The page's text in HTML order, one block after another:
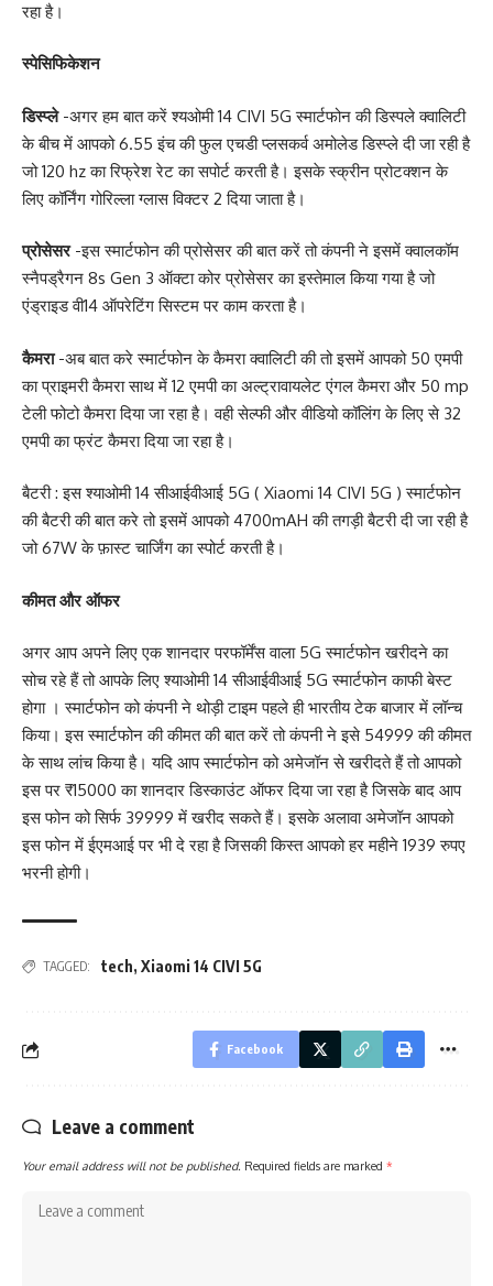
रहा है।
स्पेसिफिकेशन
डिस्प्ले -अगर हम बात करें श्यओमी 14 CIVI 5G स्मार्टफोन की डिस्पले क्वालिटी
के बीच में आपको 6.55 इंच की फुल एचडी प्लसकर्व अमोलेड डिस्प्ले दी जा रही है
जो 120 hz का रिफ्रेश रेट का सपोर्ट करती है। इसके स्क्रीन प्रोटक्शन के
लिए कॉर्निंग गोरिल्ला ग्लास विक्टर 2 दिया जाता है।
प्रोसेसर -इस स्मार्टफोन की प्रोसेसर की बात करें तो कंपनी ने इसमें क्वालकॉम
स्नैपड्रैगन 8s Gen 3 ऑक्टा कोर प्रोसेसर का इस्तेमाल किया गया है जो
एंड्राइड वी14 ऑपरेटिंग सिस्टम पर काम करता है।
कैमरा-अब बात करे स्मार्टफोन के कैमरा क्वालिटी की तो इसमें आपको 50 एमपी
का प्राइमरी कैमरा साथ में 12 एमपी का अल्ट्रावायलेट एंगल कैमरा और 50 mp
टेली फोटो कैमरा दिया जा रहा है। वही सेल्फी और वीडियो कॉलिंग के लिए से 32
एमपी का फ्रंट कैमरा दिया जा रहा है।
बैटरी : इस श्याओमी 14 सीआईवीआई 5G ( Xiaomi 14 CIVI 5G ) स्मार्टफोन
की बैटरी की बात करे तो इसमें आपको 4700mAH की तगड़ी बैटरी दी जा रही है
जो 67W के फ़ास्ट चार्जिंग का स्पोर्ट करती है।
कीमत और ऑफर
अगर आप अपने लिए एक शानदार परफॉर्मेंस वाला 5G स्मार्टफोन खरीदने का
सोच रहे हैं तो आपके लिए श्याओमी 14 सीआईवीआई 5G स्मार्टफोन काफी बेस्ट
होगा । स्मार्टफोन को कंपनी ने थोड़ी टाइम पहले ही भारतीय टेक बाजार में लॉन्च
किया। इस स्मार्टफोन की कीमत की बात करें तो कंपनी ने इसे 54999 की कीमत
के साथ लांच किया है। यदि आप स्मार्टफोन को अमेजॉन से खरीदते हैं तो आपको
इस पर ₹15000 का शानदार डिस्काउंट ऑफर दिया जा रहा है जिसके बाद आप
इस फोन को सिर्फ 39999 में खरीद सकते हैं। इसके अलावा अमेजॉन आपको
इस फोन में ईएमआई पर भी दे रहा है जिसकी किस्त आपको हर महीने 1939 रुपए
भरनी होगी।
TAGGED: tech, Xiaomi 14 CIVI 5G
Facebook
Leave a comment
Your email address will not be published. Required fields are marked *